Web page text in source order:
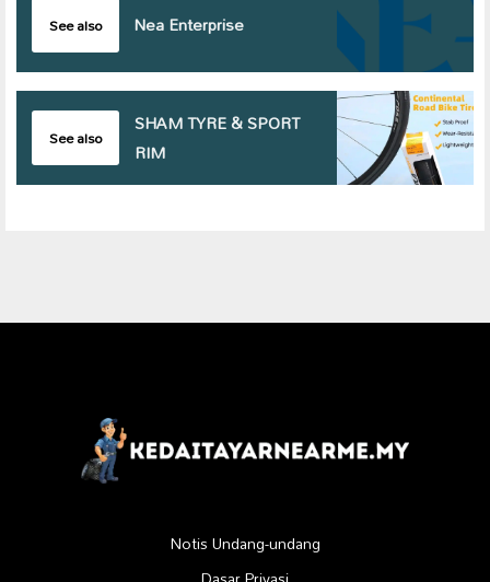
See also Nea Enterprise
See also
SHAM TYRE & SPORT
RIM
Notis Undang-undang